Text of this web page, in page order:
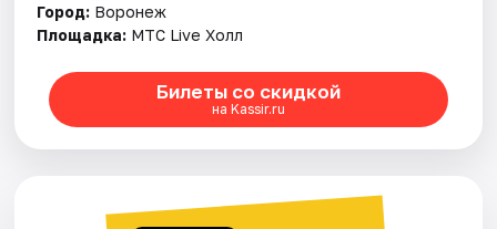
Город: Воронеж
Площадка: МТС Live Холл
Билеты со скидкой
на Kassir.ru